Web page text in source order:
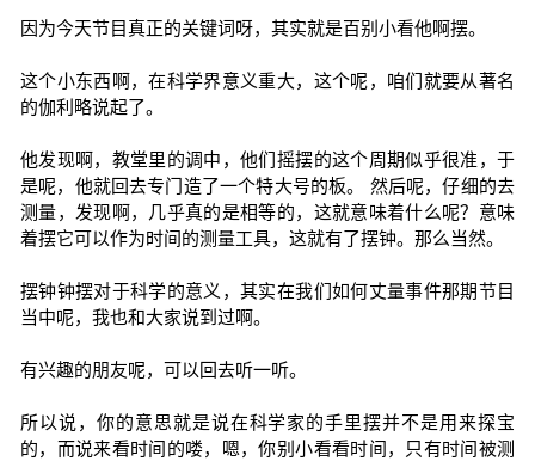
因为今天节目真正的关键词呀，其实就是百别小看他啊摆。
这个小东西啊，在科学界意义重大，这个呢，咱们就要从著名
的伽利略说起了。
他发现啊，教堂里的调中，他们摇摆的这个周期似乎很准，于
是呢，他就回去专门造了一个特大号的板。 然后呢，仔细的去
测量，发现啊，几乎真的是相等的，这就意味着什么呢？意味
着摆它可以作为时间的测量工具，这就有了摆钟。那么当然。
摆钟钟摆对于科学的意义，其实在我们如何丈量事件那期节目
当中呢，我也和大家说到过啊。
有兴趣的朋友呢，可以回去听一听。
所以说，你的意思就是说在科学家的手里摆并不是用来探宝
的，而说来看时间的喽，嗯，你别小看看时间，只有时间被测